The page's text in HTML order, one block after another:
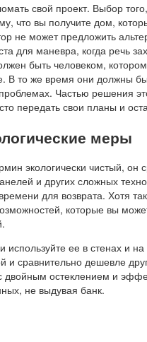
свой проект. Выбор
что вы получите дом,
не может предложить
для маневра, когда речь
быть человеком,
В то же время они должны
Частью решения
передать свои планы и
меры
экологически чистый, он
и других сложных
для возврата. Хотя
которые вы
используйте ее в стенах и
и сравнительно дешевле
двойным остеклением и
не выдувая банк.